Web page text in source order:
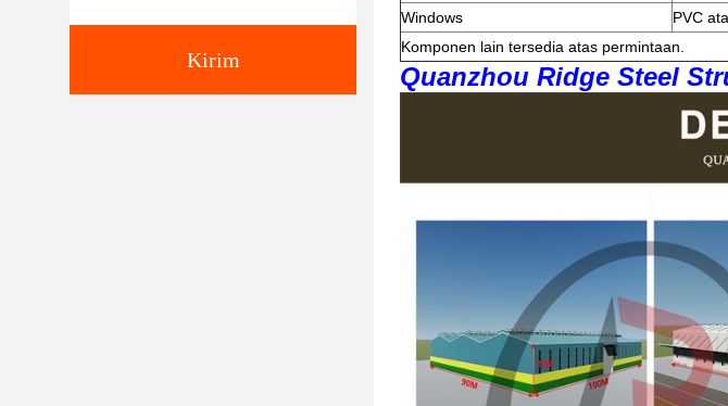
Kirim
Windows
PVC
Komponen lain tersedia atas permintaan.
Quanzhou Ridge Steel